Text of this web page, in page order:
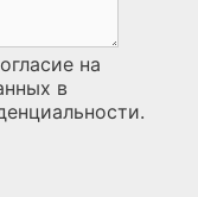
на
в
.